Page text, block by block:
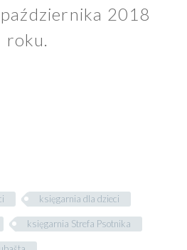
2018
roku.
księgarnia dla dzieci
księgarnia Strefa Psotnika